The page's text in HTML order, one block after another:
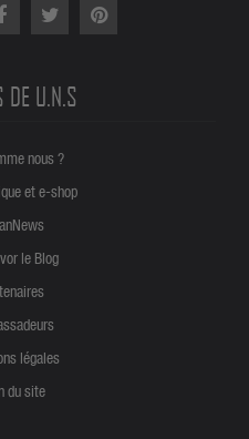
DE U.N.S
nous ?
et e-shop
le Blog
légales
du site